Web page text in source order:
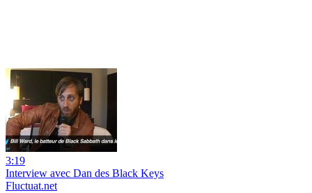
3:19
Interview avec Dan des Black Keys
Fluctuat.net